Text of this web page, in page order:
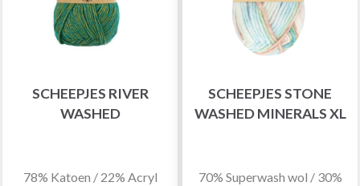
SCHEEPJES RIVER
WASHED
78% Katoen / 22% Acryl
SCHEEPJES STONE
WASHED MINERALS XL
70% Superwash wol / 30%